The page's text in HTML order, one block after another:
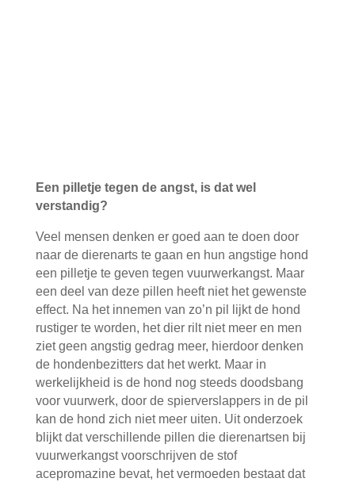
Een pilletje tegen de angst, is dat wel
verstandig?
Veel mensen denken er goed aan te doen door
naar de dierenarts te gaan en hun angstige hond
een pilletje te geven tegen vuurwerkangst. Maar
een deel van deze pillen heeft niet het gewenste
effect. Na het innemen van zo’n pil lijkt de hond
rustiger te worden, het dier rilt niet meer en men
ziet geen angstig gedrag meer, hierdoor denken
de hondenbezitters dat het werkt. Maar in
werkelijkheid is de hond nog steeds doodsbang
voor vuurwerk, door de spierverslappers in de pil
kan de hond zich niet meer uiten. Uit onderzoek
blijkt dat verschillende pillen die dierenartsen bij
vuurwerkangst voorschrijven de stof
acepromazine bevat, het vermoeden bestaat dat